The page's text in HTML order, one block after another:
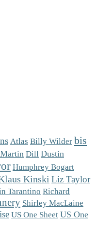
Atlas Billy Wilder bis
Dill Dustin
Humphrey Bogart
Kinski Liz Taylor
Tarantino Richard
Shirley MacLaine
US One Sheet US One